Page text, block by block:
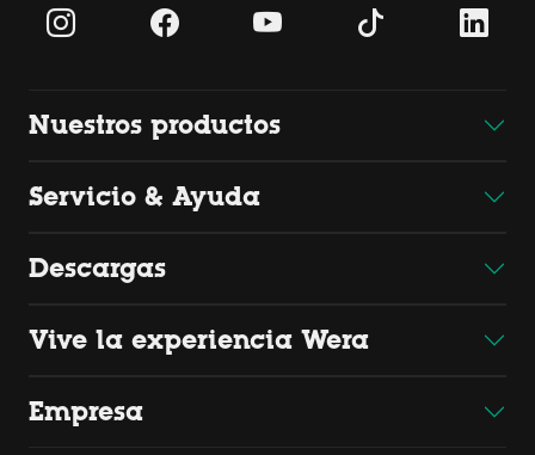
Nuestros productos
Servicio & Ayuda
Descargas
Vive la experiencia Wera
Empresa